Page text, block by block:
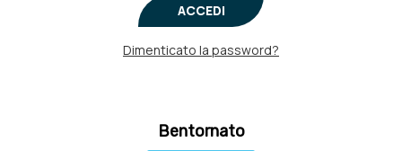
ACCEDI
Dimenticato la password?
Bentornato